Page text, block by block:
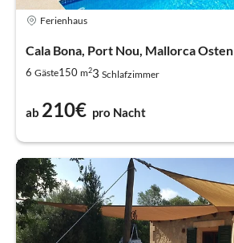
Ferienhaus
Cala Bona, Port Nou, Mallorca Osten
6 Gäste150 m23 Schlafzimmer
ab 210€ pro Nacht